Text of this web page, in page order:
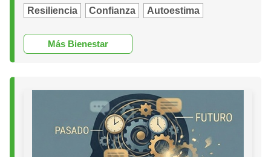
Resiliencia Confianza Autoestima
Más Bienestar